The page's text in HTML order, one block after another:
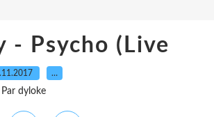
- Psycho (Live
…
Par dyloke